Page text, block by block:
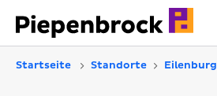
Startseite Standorte Eilenburg